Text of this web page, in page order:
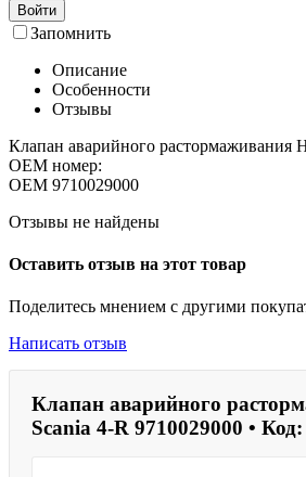
Войти
Запомнить
Описание
Особенности
Отзывы
Клапан аварийного
OEM номер:
OEM 9710029000
Отзывы не найдены
Оставить отзыв на этот товар
Поделитесь мнением с другими
Написать отзыв
Клапан аварийного
Scania 4-R 9710029000 •